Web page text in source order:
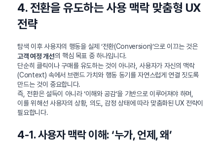
4. 전환을 유도하는 사용 맥락 맞춤형 UX
전략
탐색 이후 사용자의 행동을 실제 ‘전환(Conversion)’으로 이끄는 것은
고객 여정 개선의 핵심 목표 중 하나입니다.
단순히 클릭이나 구매를 유도하는 것이 아니라, 사용자가 자신의 맥락
(Context) 속에서 브랜드 가치와 행동 동기를 자연스럽게 연결 짓도록
만드는 것이 중요합니다.
즉, 전환은 설득이 아니라 ‘이해와 공감’을 기반으로 이루어져야 하며,
이를 위해선 사용자의 상황, 의도, 감정 상태에 따라 맞춤화된 UX 전략이
필요합니다.
4-1. 사용자 맥락 이해: ‘누가, 언제, 왜’